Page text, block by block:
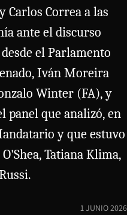
Carlos Correa a las
ante el discurso
el Parlamento
Iván Moreira
Winter (FA), y
panel que analizó, en
y que estuvo
Tatiana Klima,
1 JUNIO 2026